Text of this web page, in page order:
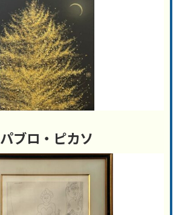
パブロ・ピカソ